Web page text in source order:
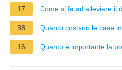
17 Come si fa ad alleviare il
38 Quanto costano le case
16 Quanto è importante la